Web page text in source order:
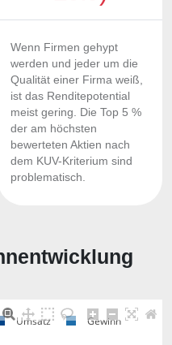
Wenn Firmen gehypt
werden und jeder um die
Qualität einer Firma weiß,
ist das Renditepotential
meist gering. Die Top 5 %
der am höchsten
bewerteten Aktien nach
dem KUV-Kriterium sind
problematisch.
Umsatz Gewinn